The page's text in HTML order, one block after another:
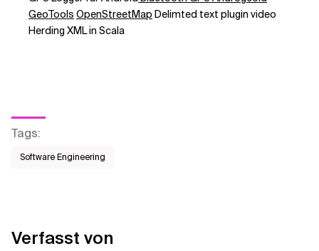
GeoTools OpenStreetMap Delimted text plugin video
Herding XML in Scala
Tags:
Software Engineering
Verfasst von